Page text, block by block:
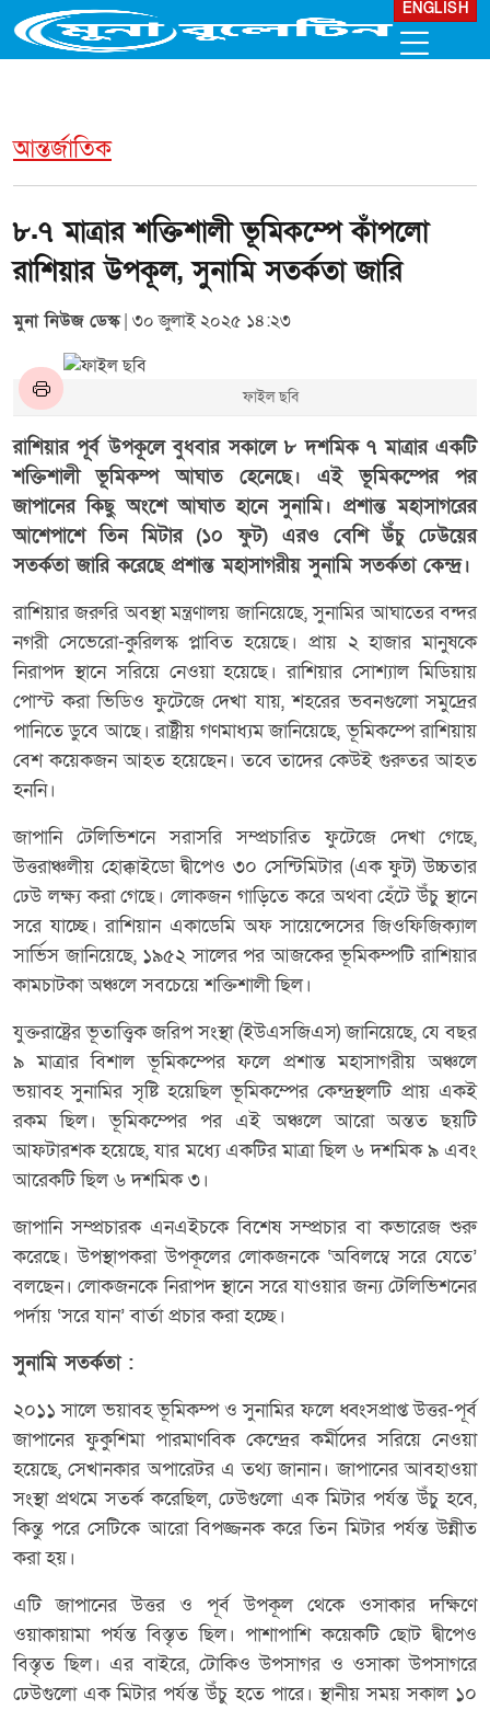
ENGLISH
আন্তর্জাতিক
৮.৭ মাত্রার শক্তিশালী ভূমিকম্পে কাঁপলো
রাশিয়ার উপকূল, সুনামি সতর্কতা জারি
মুনা নিউজ ডেস্ক| ৩০ জুলাই ২০২৫ ১৪:২৩
ফাইল ছবি
রাশিয়ার পূর্ব উপকূলে বুধবার সকালে ৮ দশমিক ৭ মাত্রার একটি
শক্তিশালী ভূমিকম্প আঘাত হেনেছে। এই ভূমিকম্পের পর
জাপানের কিছু অংশে আঘাত হানে সুনামি। প্রশান্ত মহাসাগরের
আশেপাশে তিন মিটার (১০ ফুট) এরও বেশি উঁচু ঢেউয়ের
সতর্কতা জারি করেছে প্রশান্ত মহাসাগরীয় সুনামি সতর্কতা কেন্দ্র।
রাশিয়ার জরুরি অবস্থা মন্ত্রণালয় জানিয়েছে, সুনামির আঘাতের বন্দর
নগরী সেভেরো-কুরিলস্ক প্লাবিত হয়েছে। প্রায় ২ হাজার মানুষকে
নিরাপদ স্থানে সরিয়ে নেওয়া হয়েছে। রাশিয়ার সোশ্যাল মিডিয়ায়
পোস্ট করা ভিডিও ফুটেজে দেখা যায়, শহরের ভবনগুলো সমুদ্রের
পানিতে ডুবে আছে। রাষ্ট্রীয় গণমাধ্যম জানিয়েছে, ভূমিকম্পে রাশিয়ায়
বেশ কয়েকজন আহত হয়েছেন। তবে তাদের কেউই গুরুতর আহত
হননি।
জাপানি টেলিভিশনে সরাসরি সম্প্রচারিত ফুটেজে দেখা গেছে,
উত্তরাঞ্চলীয় হোক্কাইডো দ্বীপেও ৩০ সেন্টিমিটার (এক ফুট) উচ্চতার
ঢেউ লক্ষ্য করা গেছে। লোকজন গাড়িতে করে অথবা হেঁটে উঁচু স্থানে
সরে যাচ্ছে। রাশিয়ান একাডেমি অফ সায়েন্সেসের জিওফিজিক্যাল
সার্ভিস জানিয়েছে, ১৯৫২ সালের পর আজকের ভূমিকম্পটি রাশিয়ার
কামচাটকা অঞ্চলে সবচেয়ে শক্তিশালী ছিল।
যুক্তরাষ্ট্রের ভূতাত্ত্বিক জরিপ সংস্থা (ইউএসজিএস) জানিয়েছে, যে বছর
৯ মাত্রার বিশাল ভূমিকম্পের ফলে প্রশান্ত মহাসাগরীয় অঞ্চলে
ভয়াবহ সুনামির সৃষ্টি হয়েছিল ভূমিকম্পের কেন্দ্রস্থলটি প্রায় একই
রকম ছিল। ভূমিকম্পের পর এই অঞ্চলে আরো অন্তত ছয়টি
আফটারশক হয়েছে, যার মধ্যে একটির মাত্রা ছিল ৬ দশমিক ৯ এবং
আরেকটি ছিল ৬ দশমিক ৩।
জাপানি সম্প্রচারক এনএইচকে বিশেষ সম্প্রচার বা কভারেজ শুরু
করেছে। উপস্থাপকরা উপকূলের লোকজনকে ‘অবিলম্বে সরে যেতে’
বলছেন। লোকজনকে নিরাপদ স্থানে সরে যাওয়ার জন্য টেলিভিশনের
পর্দায় ‘সরে যান’ বার্তা প্রচার করা হচ্ছে।
সুনামি সতর্কতা :
২০১১ সালে ভয়াবহ ভূমিকম্প ও সুনামির ফলে ধ্বংসপ্রাপ্ত উত্তর-পূর্ব
জাপানের ফুকুশিমা পারমাণবিক কেন্দ্রের কর্মীদের সরিয়ে নেওয়া
হয়েছে, সেখানকার অপারেটর এ তথ্য জানান। জাপানের আবহাওয়া
সংস্থা প্রথমে সতর্ক করেছিল, ঢেউগুলো এক মিটার পর্যন্ত উঁচু হবে,
কিন্তু পরে সেটিকে আরো বিপজ্জনক করে তিন মিটার পর্যন্ত উন্নীত
করা হয়।
এটি জাপানের উত্তর ও পূর্ব উপকূল থেকে ওসাকার দক্ষিণে
ওয়াকায়ামা পর্যন্ত বিস্তৃত ছিল। পাশাপাশি কয়েকটি ছোট দ্বীপেও
বিস্তৃত ছিল। এর বাইরে, টোকিও উপসাগর ও ওসাকা উপসাগরে
ঢেউগুলো এক মিটার পর্যন্ত উঁচু হতে পারে। স্থানীয় সময় সকাল ১০